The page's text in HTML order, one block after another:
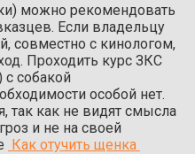
можно рекомендовать
Если владельцу
совместно с кинологом,
Проходить курс ЗКС
с собакой
особой нет.
так как не видят смысла
и не на своей
Как отучить щенка